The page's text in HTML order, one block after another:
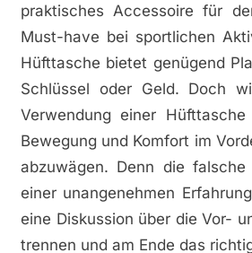
praktisches Accessoire für
Must-have bei sportlichen
Hüfttasche bietet genügend
Schlüssel oder Geld. Doch
Verwendung einer
Bewegung und Komfort im
abzuwägen. Denn die
einer unangenehmen
eine Diskussion über die Vor-
trennen und am Ende das